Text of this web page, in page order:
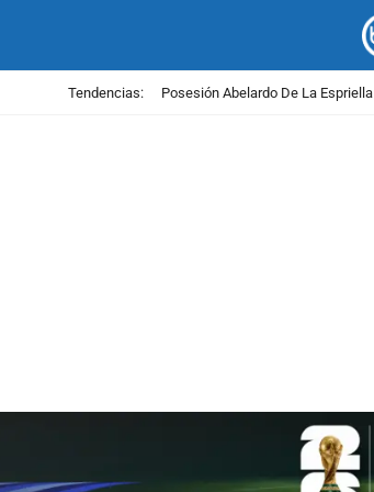
Tendencias: Posesión Abelardo De La Espriella